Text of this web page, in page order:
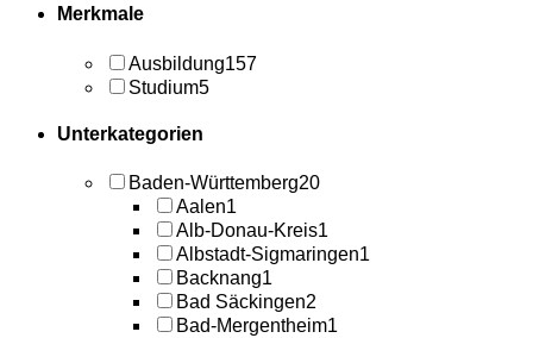
Merkmale
Ausbildung157
Studium5
Unterkategorien
Baden-Württemberg20
Aalen1
Alb-Donau-Kreis1
Albstadt-Sigmaringen1
Backnang1
Bad Säckingen2
Bad-Mergentheim1